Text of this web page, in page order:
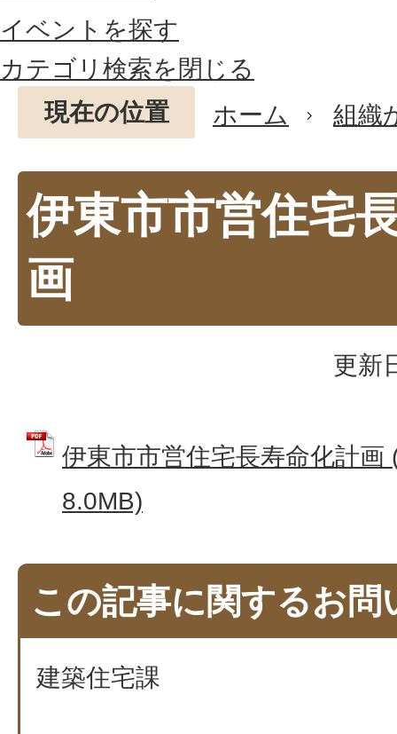
イベントを探す
カテゴリ検索を閉じる
現在の位置
ホーム 組織
伊東市市営住宅
画
更新
伊東市市営住宅長寿命化計画
8.0MB)
この記事に関するお問
建築住宅課